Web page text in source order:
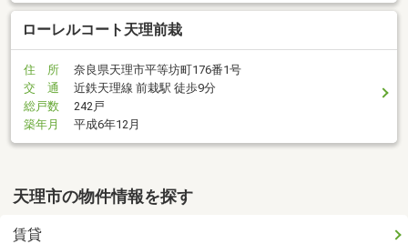
ローレルコート天理前栽
住 所
奈良県天理市平等坊町176番1号
交 通
近鉄天理線 前栽駅 徒歩9分
総戸数
242戸
築年月
平成6年12月
天理市の物件情報を探す
賃貸